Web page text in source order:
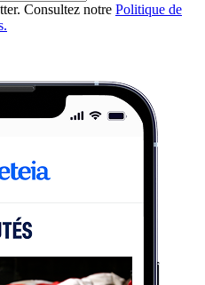
Consultez notre Politique de